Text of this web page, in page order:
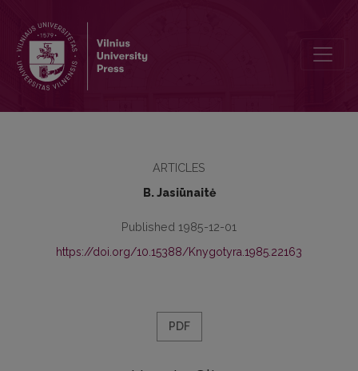
ARTICLES
B. Jasiūnaitė
Published 1985-12-01
https://doi.org/10.15388/Knygotyra.1985.22163
PDF